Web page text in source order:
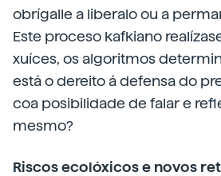
obrígalle a liberalo ou a
Este proceso kafkiano
xuíces, os algoritmos
está o dereito á defensa do
coa posibilidade de falar e
mesmo?
Riscos ecolóxicos e novos